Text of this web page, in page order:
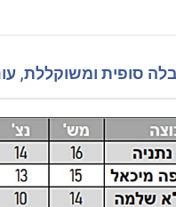
ומשוקללת, עונת 2019-